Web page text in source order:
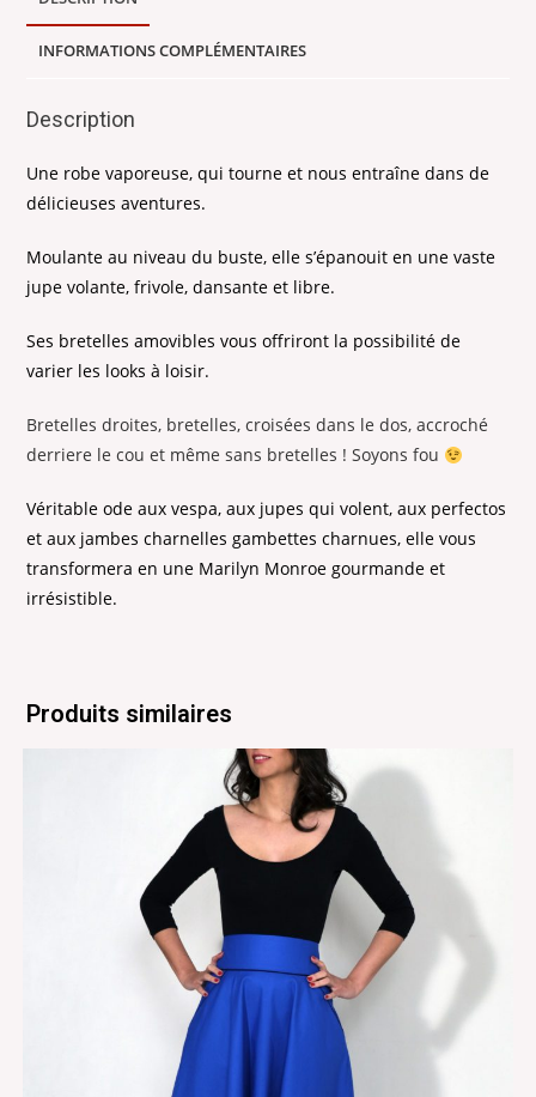
INFORMATIONS COMPLÉMENTAIRES
Description
Une robe vaporeuse, qui tourne et nous entraîne dans de
délicieuses aventures.
Moulante au niveau du buste, elle s’épanouit en une vaste
jupe volante, frivole, dansante et libre.
Ses bretelles amovibles vous offriront la possibilité de
varier les looks à loisir.
Bretelles droites, bretelles, croisées dans le dos, accroché
derriere le cou et même sans bretelles ! Soyons fou
Véritable ode aux vespa, aux jupes qui volent, aux perfectos
et aux jambes charnelles gambettes charnues, elle vous
transformera en une Marilyn Monroe gourmande et
irrésistible.
Produits similaires